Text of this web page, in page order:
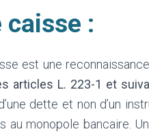
caisse :
est une
articles L. 223-1 et
dette et non d’un
au monopole bancaire.